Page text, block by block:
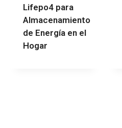
Lifepo4 para
Almacenamiento
de Energía en el
Hogar